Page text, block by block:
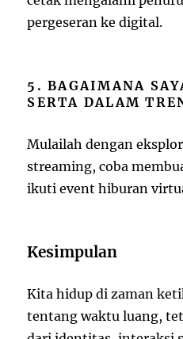
pergeseran ke digital.
5. BAGAIMANA
SERTA DALAM
Mulailah dengan
streaming, coba
ikuti event hiburan
Kesimpulan
Kita hidup di zaman
tentang waktu luang,